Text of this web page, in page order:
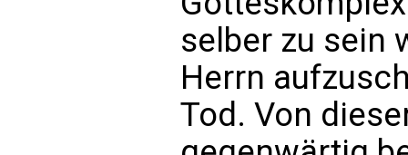
selber zu sein
Herrn
Tod. Von